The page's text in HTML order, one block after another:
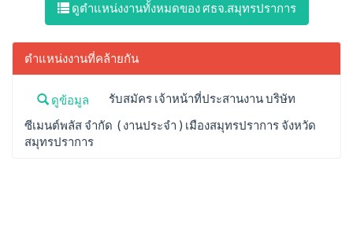
ดูตำแหน่งงานทั้งหมดของ ศธจ.สมุทรปราการ
ตำแหน่งงานที่คล้ายกัน
ดูข้อมูล
รับสมัคร เจ้าหน้าที่ประสานงาน บริษัท
ซีเมนต์พลัส จำกัด ( งานประจำ ) เมืองสมุทรปราการ จังหวัด
สมุทรปราการ